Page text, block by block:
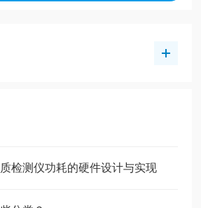
检测仪功耗的硬件设计与实现